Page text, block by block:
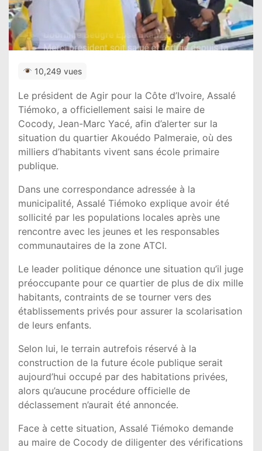
10,249 vues
Le président de Agir pour la Côte d’Ivoire, Assalé
Tiémoko, a officiellement saisi le maire de
Cocody, Jean-Marc Yacé, afin d’alerter sur la
situation du quartier Akouédo Palmeraie, où des
milliers d’habitants vivent sans école primaire
publique.
Dans une correspondance adressée à la
municipalité, Assalé Tiémoko explique avoir été
sollicité par les populations locales après une
rencontre avec les jeunes et les responsables
communautaires de la zone ATCI.
Le leader politique dénonce une situation qu’il juge
préoccupante pour ce quartier de plus de dix mille
habitants, contraints de se tourner vers des
établissements privés pour assurer la scolarisation
de leurs enfants.
Selon lui, le terrain autrefois réservé à la
construction de la future école publique serait
aujourd’hui occupé par des habitations privées,
alors qu’aucune procédure officielle de
déclassement n’aurait été annoncée.
Face à cette situation, Assalé Tiémoko demande
au maire de Cocody de diligenter des vérifications